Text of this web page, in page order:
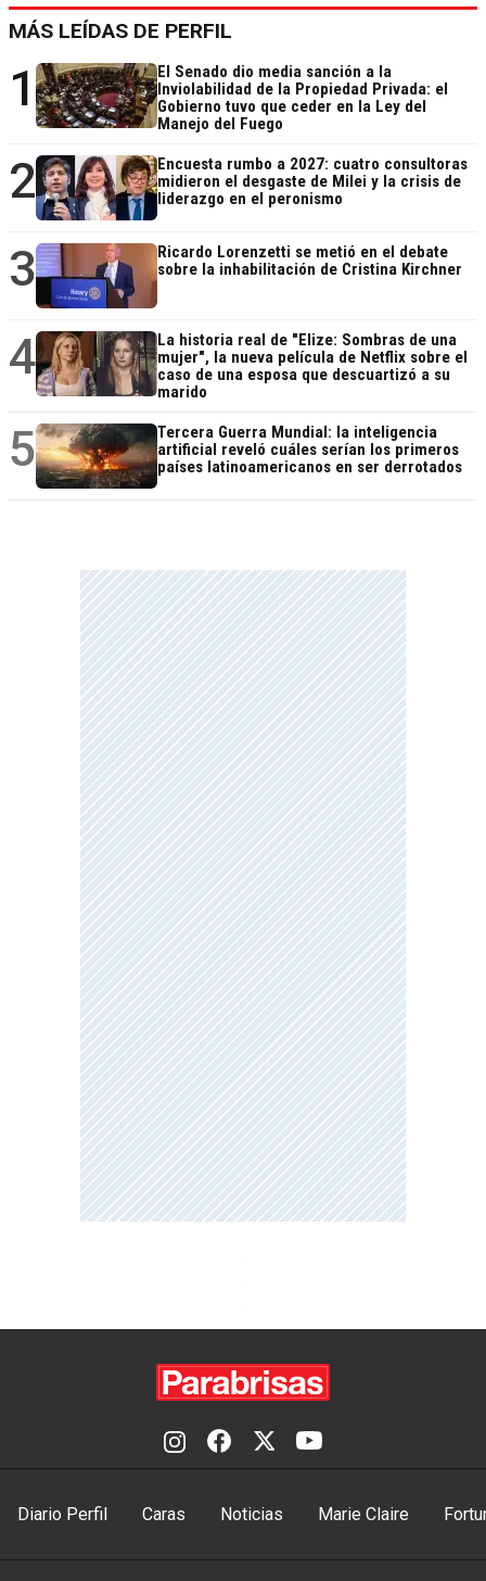
MÁS LEÍDAS DE PERFIL
1
El Senado dio media sanción a la
Inviolabilidad de la Propiedad Privada: el
Gobierno tuvo que ceder en la Ley del
Manejo del Fuego
2
Encuesta rumbo a 2027: cuatro consultoras
midieron el desgaste de Milei y la crisis de
liderazgo en el peronismo
3
Ricardo Lorenzetti se metió en el debate
sobre la inhabilitación de Cristina Kirchner
4
La historia real de "Elize: Sombras de una
mujer", la nueva película de Netflix sobre el
caso de una esposa que descuartizó a su
marido
5
Tercera Guerra Mundial: la inteligencia
artificial reveló cuáles serían los primeros
países latinoamericanos en ser derrotados
Diario Perfil Caras Noticias Marie Claire